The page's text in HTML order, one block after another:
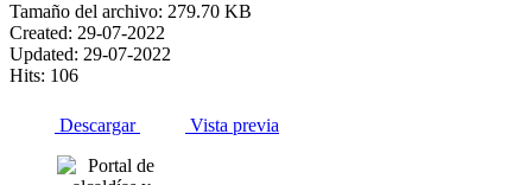
Tamaño del archivo: 279.70 KB
Created: 29-07-2022
Updated: 29-07-2022
Hits: 106
Descargar Vista previa